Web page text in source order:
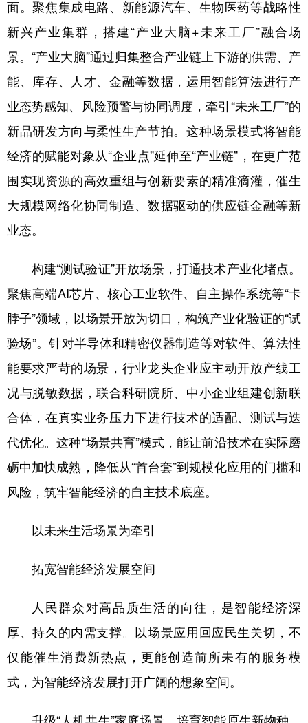
面。聚焦集成电路、新能源汽车、生物医药等战略性
新兴产业集群，搭建“产业大脑+未来工厂”融合场
景。“产业大脑”通过归集整合产业链上下游的供需、产
能、库存、人才、金融等数据，运用智能算法进行产
业态势感知、风险预警与协同调度，牵引“未来工厂”的
新品研发方向与柔性生产节拍。这种场景模式将智能
经济的赋能对象从“企业点”延伸至“产业链”，在更广范
围实现资源的高效重组与创新要素的精准滴灌，催生
大规模网络化协同制造、数据驱动的供应链金融等新
业态。
构建“测试验证”开放场景，打通技术产业化堵点。
聚焦高端AI芯片、核心工业软件、自主操作系统等“卡
脖子”领域，以场景开放为切口，构筑产业化验证的“试
验场”。针对半导体和精密仪器制造等对软件、算法性
能要求严苛的场景，行业龙头企业应主动开放产线工
况与脱敏数据，联合科研院所、中小企业组建创新联
合体，在真实业务压力下进行技术的适配、测试与迭
代优化。这种“场景共育”模式，能让前沿技术在实际磨
砺中加快成熟，降低从“首台套”到规模化应用的门槛和
风险，筑牢智能经济的自主技术底座。
以未来生活场景为牵引
拓宽智能经济发展空间
人民群众对高品质生活的向往，是智能经济深
厚、持久的内需支撑。以场景应用回应民生关切，不
仅能催生消费新热点，更能创造前所未有的服务模
式，为智能经济发展打开广阔的想象空间。
升级“人机共生”家庭场景，培育智能原生新物种。